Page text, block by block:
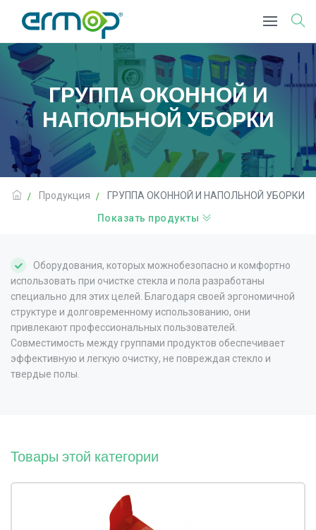
ГРУППА ОКОННОЙ И
НАПОЛЬНОЙ УБОРКИ
Продукция
ГРУППА ОКОННОЙ И НАПОЛЬНОЙ УБОРКИ
Показать продукты
Оборудования, которых можнобезопасно и комфортно
использовать при очистке стекла и пола разработаны
специально для этих целей. Благодаря своей эргономичной
структуре и долговременному использованию, они
привлекают профессиональных пользователей.
Совместимость между группами продуктов обеспечивает
эффективную и легкую очистку, не повреждая стекло и
твердые полы.
Товары этой категории